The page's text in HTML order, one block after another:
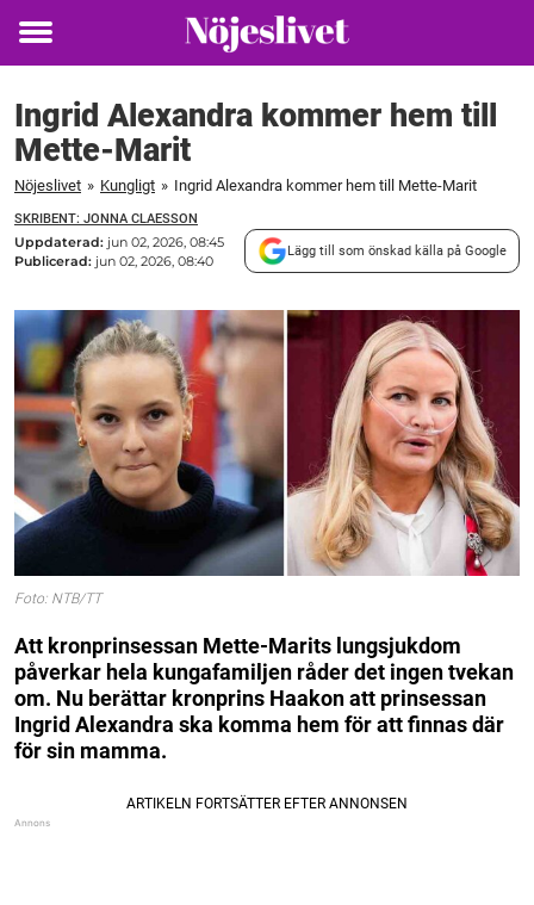
Toggle
Ingrid Alexandra kommer hem till
Mette-Marit
Nöjeslivet » Kungligt » Ingrid Alexandra kommer hem till Mette-Marit
SKRIBENT: JONNA CLAESSON
Uppdaterad: jun 02, 2026, 08:45
Publicerad: jun 02, 2026, 08:40
Lägg till som önskad källa på Google
Foto: NTB/TT
Att kronprinsessan Mette-Marits lungsjukdom
påverkar hela kungafamiljen råder det ingen tvekan
om. Nu berättar kronprins Haakon att prinsessan
Ingrid Alexandra ska komma hem för att finnas där
för sin mamma.